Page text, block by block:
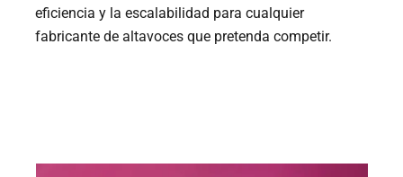
eficiencia y la escalabilidad para cualquier
fabricante de altavoces que pretenda competir.